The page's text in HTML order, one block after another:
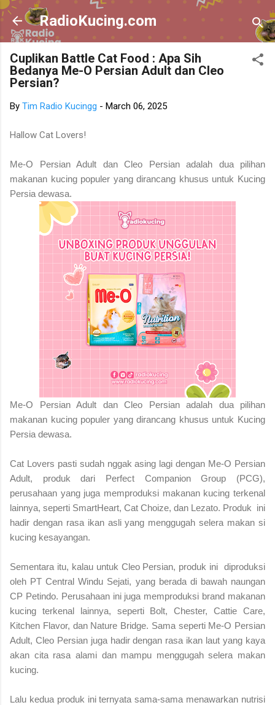
Skip to main content
RadioKucing.com
Cuplikan Battle Cat Food : Apa Sih
Bedanya Me-O Persian Adult dan Cleo
Persian?
By Tim Radio Kucingg - March 06, 2025
Hallow Cat Lovers!
Me-O Persian Adult dan Cleo Persian adalah dua pilihan
makanan kucing populer yang dirancang khusus untuk Kucing
Persia dewasa.
Me-O Persian Adult dan Cleo Persian adalah dua pilihan
makanan kucing populer yang dirancang khusus untuk Kucing
Persia dewasa.
Cat Lovers pasti sudah nggak asing lagi dengan Me-O Persian
Adult, produk dari Perfect Companion Group (PCG),
perusahaan yang juga memproduksi makanan kucing terkenal
lainnya, seperti SmartHeart, Cat Choize, dan Lezato. Produk ini
hadir dengan rasa ikan asli yang menggugah selera makan si
kucing kesayangan.
Sementara itu, kalau untuk Cleo Persian, produk ini diproduksi
oleh PT Central Windu Sejati, yang berada di bawah naungan
CP Petindo. Perusahaan ini juga memproduksi brand makanan
kucing terkenal lainnya, seperti Bolt, Chester, Cattie Care,
Kitchen Flavor, dan Nature Bridge. Sama seperti Me-O Persian
Adult, Cleo Persian juga hadir dengan rasa ikan laut yang kaya
akan cita rasa alami dan mampu menggugah selera makan
kucing.
Lalu kedua produk ini ternyata sama-sama menawarkan nutrisi